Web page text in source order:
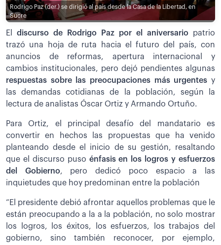
Rodrigo Paz (der.) se dirigió al país desde la Casa de la Libertad, en
Sucre
El discurso de Rodrigo Paz por el aniversario patrio
trazó una hoja de ruta hacia el futuro del país, con
anuncios de reformas, apertura internacional y
cambios institucionales, pero dejó pendientes algunas
respuestas sobre las preocupaciones más urgentes y
las demandas cotidianas de la población, según la
lectura de analistas Óscar Ortiz y Armando Ortuño.
Para Ortiz, el principal desafío del mandatario es
convertir en hechos las propuestas que ha venido
planteando desde el inicio de su gestión, resaltando
que el discurso puso énfasis en los logros y esfuerzos
del Gobierno, pero dedicó poco espacio a las
inquietudes que hoy predominan entre la población
“El presidente debió afrontar aquellos problemas que le
están preocupando a la a la población, no solo mostrar
los logros, los éxitos, los esfuerzos, los trabajos del
gobierno, sino también reconocer, por ejemplo,